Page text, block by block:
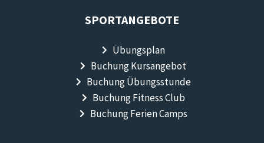
SPORTANGEBOTE
Übungsplan
Buchung Kursangebot
Buchung Übungsstunde
Buchung Fitness Club
Buchung Ferien Camps